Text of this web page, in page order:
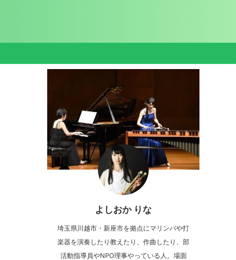
よしおか りな
埼玉県川越市・新座市を拠点にマリンバや打
楽器を演奏したり教えたり、作曲したり、部
活動指導員やNPO理事やっている人。場面